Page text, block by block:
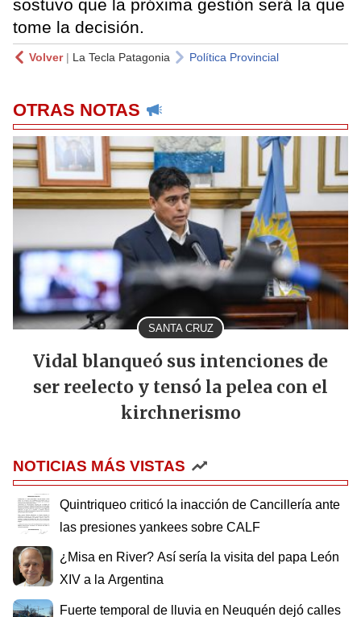
sostuvo que la próxima gestión será la que
tome la decisión.
Volver| La Tecla Patagonia Política Provincial
OTRAS NOTAS
SANTA CRUZ
Vidal blanqueó sus intenciones de
ser reelecto y tensó la pelea con el
kirchnerismo
NOTICIAS MÁS VISTAS
Quintriqueo criticó la inacción de Cancillería ante
las presiones yankees sobre CALF
¿Misa en River? Así sería la visita del papa León
XIV a la Argentina
Fuerte temporal de lluvia en Neuquén dejó calles